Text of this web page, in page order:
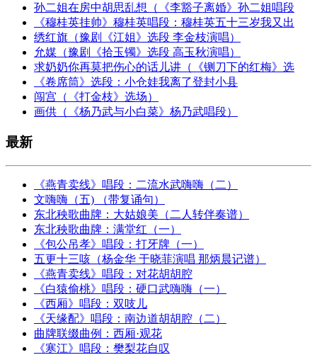
孙二姐在房中胡思乱想（《李豁子离婚》孙二姐唱段
《穆桂英挂帅》穆桂英唱段：穆桂英五十三岁我又出
绣红旗（豫剧《江姐》选段 李金枝演唱）
允媒（豫剧《拾玉镯》选段 高玉秋演唱）
求奶奶你再莫把伤心的话儿讲（《铡刀下的红梅》选
《卷席筒》选段：小仓娃我离了登封小县
闯宫（《打金枝》选场）
画供（《杨乃武与小白菜》杨乃武唱段）
最新
《燕青卖线》唱段：二流水武嗨嗨（二）
文嗨嗨（五) （带复诵句）
东北秧歌曲牌：大姑娘美（二人转伴奏谱）
东北秧歌曲牌：满堂红（一）
《包公吊孝》唱段：打牙牌（一）
五更十三咳（杨金华 于晓菲演唱 那炳晨记谱）
《燕青卖线》唱段：对花胡胡腔
《白猿偷桃》唱段：硬口武嗨嗨（一）
《西厢》唱段：双吱儿
《天缘配》唱段：南边道胡胡腔（二）
曲牌联缀曲例：西厢·观花
《寒江》唱段：樊梨花自叹